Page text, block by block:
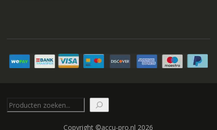
Copyright ©accu-pro.nl 2026